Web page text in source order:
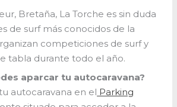
Bretaña, La Torche es sin duda
de surf más conocidos de la
competiciones de surf y
tabla durante todo el año.
aparcar tu autocaravana?
autocaravana en el Parking